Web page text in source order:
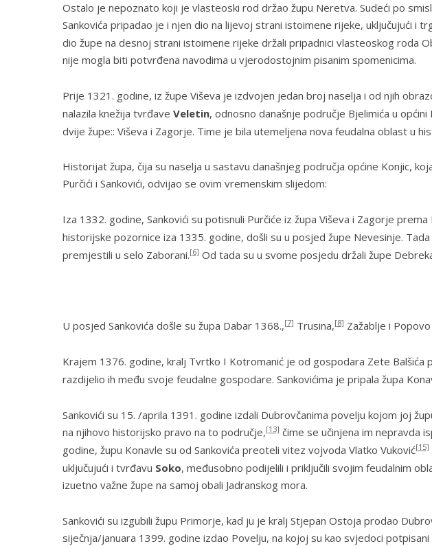
Ostalo je nepoznato koji je vlasteoski rod držao župu Neretva. Sudeći po
Sankovića pripadao je i njen dio na lijevoj strani istoimene rijeke, uključujući i
dio župe na desnoj strani istoimene rijeke držali pripadnici vlasteoskog roda
nije mogla biti potvrđena navodima u vjerodostojnim pisanim spomenicima.
Prije 1321. godine, iz župe Viševa je izdvojen jedan broj naselja i od njih
nalazila knežija tvrđave Veletin, odnosno današnje područje Bjelimića u
dvije župe:: Viševa i Zagorje. Time je bila utemeljena nova feudalna oblast u
Historijat župa, čija su naselja u sastavu današnjeg područja općine Konjic,
Purčići i Sankovići, odvijao se ovim vremenskim slijedom:
Iza 1332. godine, Sankovići su potisnuli Purčiće iz župa Viševa i Zagorje prema
historijske pozornice iza 1335. godine, došli su u posjed župe Nevesinje.
premjestili u selo Zaborani.[6] Od tada su u svome posjedu držali župe
U posjed Sankovića došle su župa Dabar 1368.,[7] Trusina,[8] Zažablje i Popovo
Krajem 1376. godine, kralj Tvrtko I Kotromanić je od gospodara Zete Balšića
razdijelio ih među svoje feudalne gospodare. Sankovićima je pripala župa
Sankovići su 15. /aprila 1391. godine izdali Dubrovčanima povelju kojom joj
na njihovo historijsko pravo na to područje,[13] čime se učinjena im nepravda
godine, župu Konavle su od Sankovića preoteli vitez vojvoda Vlatko Vuković[15]
uključujući i tvrđavu Soko, međusobno podijelili i priključili svojim feudalnim
izuetno važne župe na samoj obali Jadranskog mora.
Sankovići su izgubili župu Primorje, kad ju je kralj Stjepan Ostoja prodao
siječnja/januara 1399. godine izdao Povelju, na kojoj su kao svjedoci